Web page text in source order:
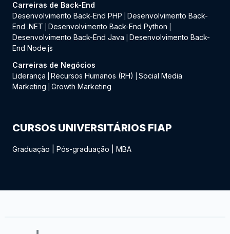
Carreiras de Back-End
Desenvolvimento Back-End PHP
Desenvolvimento Back-
End .NET
Desenvolvimento Back-End Python
Desenvolvimento Back-End Java
Desenvolvimento Back-
End Node.js
Carreiras de Negócios
Liderança
Recursos Humanos (RH)
Social Media
Marketing
Growth Marketing
CURSOS UNIVERSITÁRIOS FIAP
Graduação Pós-graduação MBA